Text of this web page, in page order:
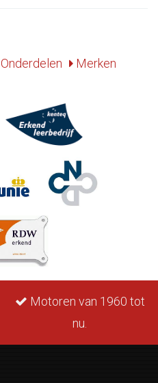
Onderdelen Merken
Motoren van 1960 tot
nu.